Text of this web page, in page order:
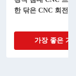
한 닦은 CNC 회전
가장 좋은 가